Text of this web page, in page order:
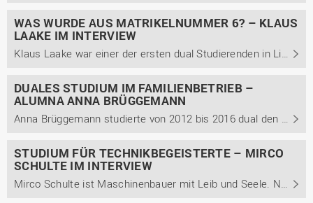
WAS WURDE AUS MATRIKELNUMMER 6? – KLAUS
LAAKE IM INTERVIEW
Klaus Laake war einer der ersten dual Studierenden in Lingen. Mit der Matrikelnummer 6 studierte er von 1989 bis 1992 dual den Studiengang Wirtschaftsinformatik. Wie er heute auf sein Studium zurückblickt, welche Vorteile er dem dualen Studium zuschreibt und welche Kompetenzen auf dem Arbeitsmarkt ...
DUALES STUDIUM IM FAMILIENBETRIEB –
ALUMNA ANNA BRÜGGEMANN
Anna Brüggemann studierte von 2012 bis 2016 dual den Bachelor Management betrieblicher Systeme mit der Studienrichtung Betriebswirtschaft. Wie sie heute auf ihr Studium zurückblickt und welche Besonderheiten ein Studium im Familienbetrieb mit sich bringt, berichtet sie in diesem Beitrag.
STUDIUM FÜR TECHNIKBEGEISTERTE – MIRCO
SCHULTE IM INTERVIEW
Mirco Schulte ist Maschinenbauer mit Leib und Seele. Nach einem dualen Bachelorstudium am Campus Lingen setzt er ein duales Masterstudium obendrauf und kommt nun als Konstrukteur bei der BvL Oberflächentechnik GmbH seiner Berufung nach. In den letzten Zügen seiner Masterarbeit lässt er gemeinsam ...